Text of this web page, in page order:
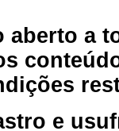
aberto a
e